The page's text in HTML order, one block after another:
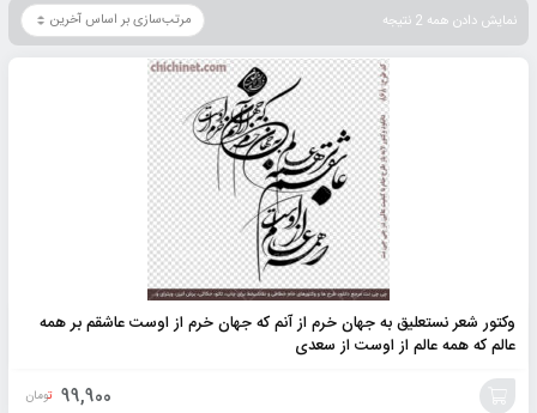
نمایش دادن همه 2 نتیجه
وکتور شعر نستعلیق به جهان خرم از آنم که جهان خرم از اوست عاشقم بر همه
عالم که همه عالم از اوست از سعدی
99,900 تومان